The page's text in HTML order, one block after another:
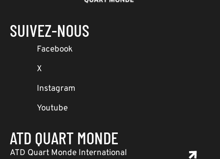
SUIVEZ-NOUS
Facebook
X
Instagram
Youtube
ATD QUART MONDE
ATD Quart Monde International